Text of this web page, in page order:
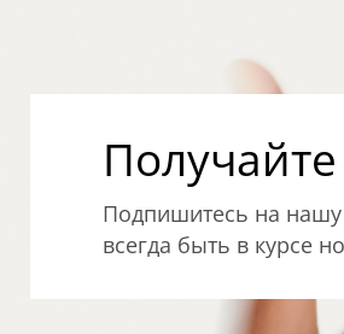
Подпишитесь на
всегда быть в курсе